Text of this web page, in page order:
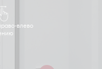
влево